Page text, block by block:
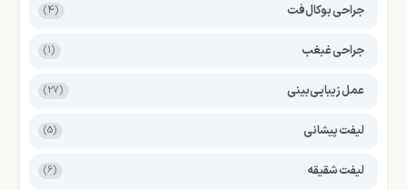
جراحی بوکال فت (4)
جراحی غبغب (1)
عمل زیبایی بینی (27)
لیفت پیشانی (5)
لیفت شقیقه (6)